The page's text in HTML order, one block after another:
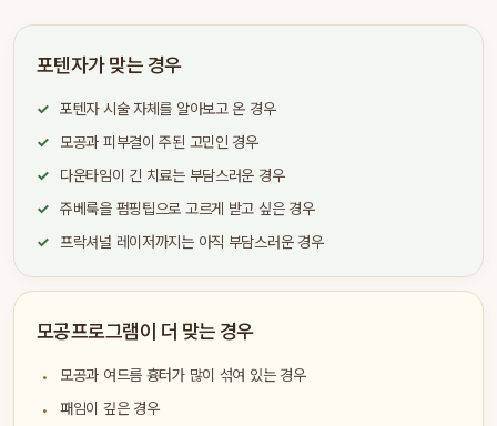
포텐자가 맞는 경우
포텐자 시술 자체를 알아보고 온 경우
모공과 피부결이 주된 고민인 경우
다운타임이 긴 치료는 부담스러운 경우
쥬베룩을 펌핑팁으로 고르게 받고 싶은 경우
프락셔널 레이저까지는 아직 부담스러운 경우
모공프로그램이 더 맞는 경우
모공과 여드름 흉터가 많이 섞여 있는 경우
패임이 깊은 경우